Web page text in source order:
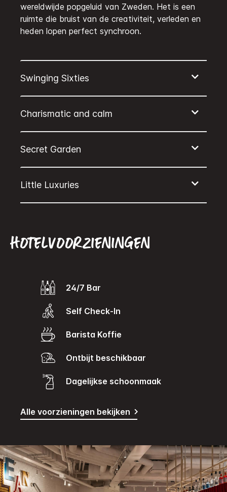
wereldwijde popgeluid van Zweden. Het is een
ruimte die bruist van de creativiteit, verleden en
heden lopen perfect synchroon.
Hotelvoorzieningen
24/7 Bar
Self Check-In
Barista Koffie
Ontbijt beschikbaar
Dagelijkse schoonmaak
Alle voorzieningen bekijken